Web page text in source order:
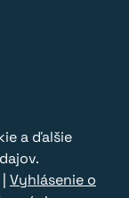
a ďalšie
Vyhlásenie o